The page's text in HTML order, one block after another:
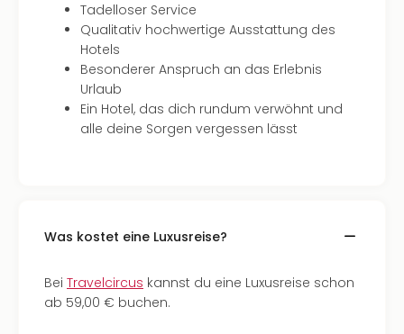
Tadelloser Service
Qualitativ hochwertige Ausstattung des
Hotels
Besonderer Anspruch an das Erlebnis
Urlaub
Ein Hotel, das dich rundum verwöhnt und
alle deine Sorgen vergessen lässt
Was kostet eine Luxusreise?
Bei Travelcircus kannst du eine Luxusreise schon
ab 59,00 € buchen.